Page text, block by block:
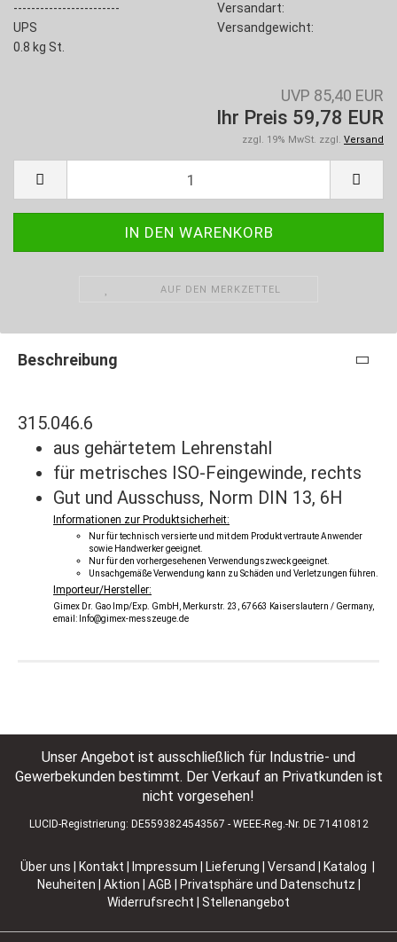
------------------------
Versandart:
UPS
Versandgewicht:
0.8 kg St.
UVP 85,40 EUR
Ihr Preis 59,78 EUR
zzgl. 19% MwSt. zzgl. Versand
AUF DEN MERKZETTEL
Beschreibung
315.046.6
aus gehärtetem Lehrenstahl
für metrisches ISO-Feingewinde, rechts
Gut und Ausschuss, Norm DIN 13, 6H
Informationen zur Produktsicherheit:
Nur für technisch versierte und mit dem Produkt vertraute Anwender
sowie Handwerker geeignet.
Nur für den vorhergesehenen Verwendungszweck geeignet.
Unsachgemäße Verwendung kann zu Schäden und Verletzungen führen.
Importeur/Hersteller:
Gimex Dr. Gao Imp/Exp. GmbH, Merkurstr. 23, 67663 Kaiserslautern / Germany,
email: Info@gimex-messzeuge.de
Unser Angebot ist ausschließlich für Industrie- und
Gewerbekunden bestimmt. Der Verkauf an Privatkunden ist
nicht vorgesehen!
LUCID-Registrierung: DE5593824543567 - WEEE-Reg.-Nr. DE 71410812
Über uns Kontakt Impressum Lieferung | Versand
Katalog |
Neuheiten | Aktion
AGB Privatsphäre und Datenschutz
Widerrufsrecht
Stellenangebot